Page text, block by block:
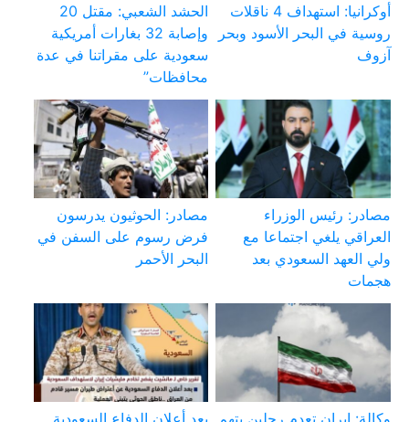
أوكرانيا: استهداف 4 ناقلات
روسية في البحر الأسود وبحر
آزوف
الحشد الشعبي: مقتل 20
وإصابة 32 بغارات أمريكية
سعودية على مقراتنا في عدة
محافظات”
مصادر: رئيس الوزراء
العراقي يلغي اجتماعا مع
ولي العهد السعودي بعد
هجمات
مصادر: الحوثيون يدرسون
فرض رسوم على السفن في
البحر الأحمر